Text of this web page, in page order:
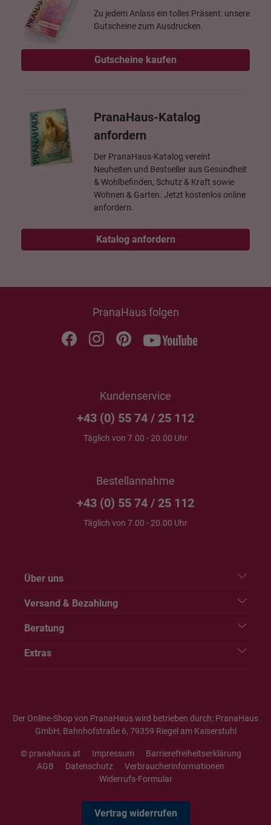
Zu jedem Anlass ein tolles Präsent: unsere
Gutscheine zum Ausdrucken.
Gutscheine kaufen
PranaHaus-Katalog
anfordern
Der PranaHaus-Katalog vereint
Neuheiten und Bestseller aus Gesundheit
& Wohlbefinden, Schutz & Kraft sowie
Wohnen & Garten. Jetzt kostenlos online
anfordern.
Katalog anfordern
PranaHaus folgen
Kundenservice
+43 (0) 55 74 / 25 112
Täglich von 7.00 - 20.00 Uhr
Bestellannahme
+43 (0) 55 74 / 25 112
Täglich von 7.00 - 20.00 Uhr
Über uns
Versand & Bezahlung
Beratung
Extras
Der Online-Shop von PranaHaus wird betrieben durch: PranaHaus
GmbH, Bahnhofstraße 6, 79359 Riegel am Kaiserstuhl
© pranahaus.at Impressum
Barrierefreiheitserklärung
AGB
Datenschutz
Verbraucherinformationen
Widerrufs-Formular
Vertrag widerrufen